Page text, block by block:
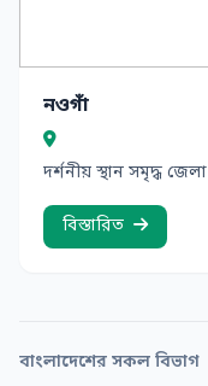
নওগাঁ
দর্শনীয় স্থান সমৃদ্ধ জেলা
বিস্তারিত
বাংলাদেশের সকল বিভাগ